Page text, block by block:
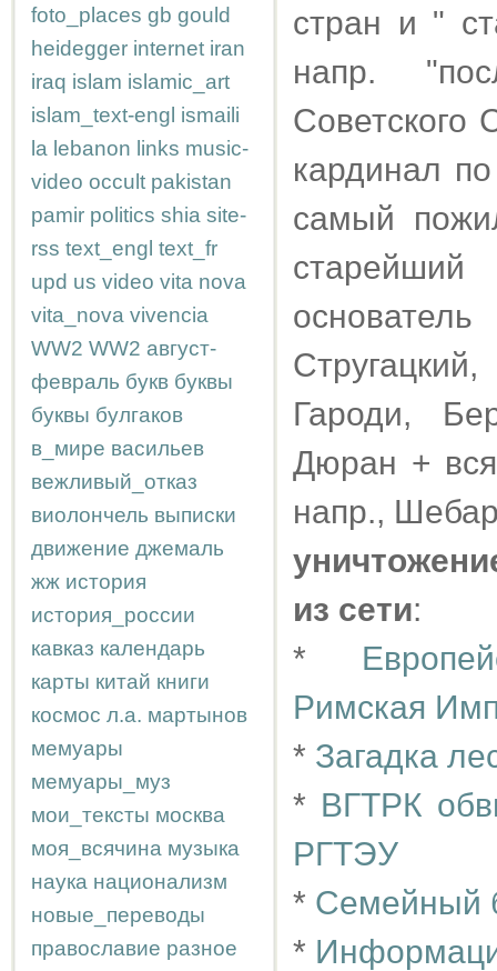
foto_places gb gould
heidegger internet iran
iraq islam islamic_art
islam_text-engl ismaili
la lebanon links music-
video occult pakistan
pamir politics shia site-
rss text_engl text_fr
upd us video vita nova
vita_nova vivencia
WW2 WW2 август-
февраль букв буквы
буквы булгаков
в_мире васильев
вежливый_отказ
виолончель выписки
движение джемаль
жж история
история_россии
кавказ календарь
карты китай книги
космос л.а. мартынов
мемуары
мемуары_муз
мои_тексты москва
моя_всячина музыка
наука национализм
новые_переводы
православие разное
стран и "
напр.
Советского
кардинал
самый
Гароди,
Дюран +
напр.,
из сети:
*
Римская
* Загадка
* ВГТРК
РГТЭУ
* Семейный
*